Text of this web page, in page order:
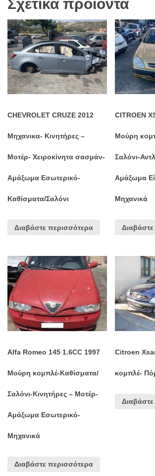
Σχετικά προϊόντα
CHEVROLET CRUZE 2012
Μηχανικα- Κινητήρες –
Μοτέρ- Χειροκίνητα σασμάν-
Αμάξωμα Εσωτερικό-
Καθίσματα/Σαλόνι
Διαβάστε περισσότερα
CITROEN
Μούρη
Σαλόνι-
Αμάξωμα
Μηχανικά
Alfa Romeo 145 1.6CC 1997
Μούρη κομπλέ-Καθίσματα/
Σαλόνι-Κινητήρες – Μοτέρ-
Αμάξωμα Εσωτερικό-
Μηχανικά
Διαβάστε περισσότερα
Citroen
κομπλέ-